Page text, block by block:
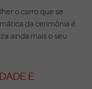
o carro que se
da cerimônia é
ainda mais o seu
E